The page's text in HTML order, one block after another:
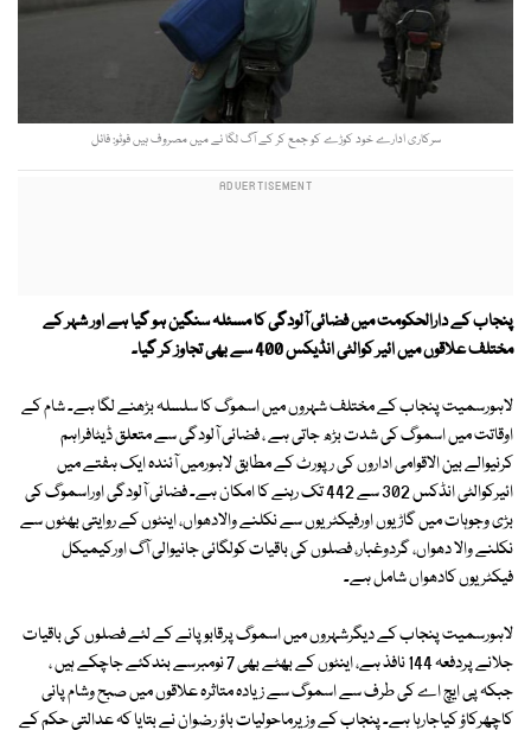
سرکاری ادارے خود کوڑے کو جمع کر کے آگ لگا نے میں مصروف ہیں فوٹو: فائل
پنجاب کے دارالحکومت میں فضائی آلودگی کا مسئلہ سنگین ہو گیا ہے اور شہر کے
مختلف علاقوں میں ائیر کوالٹی انڈیکس 400 سے بھی تجاوز کر گیا۔
لاہورسمیت پنجاب کے مختلف شہروں میں اسموگ کا سلسلہ بڑھنے لگا ہے۔ شام کے
اوقاتت میں اسموگ کی شدت بڑھ جاتی ہے ، فضائی آلودگی سے متعلق ڈیٹافراہم
کرنیوالے بین الاقوامی اداروں کی رپورٹ کے مطابق لاہورمیں آئندہ ایک ہفتے میں
ائیرکوالٹی انڈکس 302 سے 442 تک رہنے کا امکان ہے۔ فضائی آلودگی اوراسموگ کی
بڑی وجوہات میں گاڑیوں اورفیکٹریوں سے نکلنے والادھواں، اینٹوں کے روایتی بھٹوں سے
نکلنے والا دھواں، گردوغبار، فصلوں کی باقیات کولگائی جانیوالی آگ اورکیمیکل
فیکٹریوں کادھواں شامل ہے۔
لاہورسمیت پنجاب کے دیگرشہروں میں اسموگ پرقابو پانے کے لئے فصلوں کی باقیات
جلانے پردفعہ 144 نافذ ہے، اینٹوں کے بھٹے بھی 7 نومبرسے بندکئے جاچکے ہیں ،
جبکہ پی ایچ اے کی طرف سے اسموگ سے زیادہ متاثرہ علاقوں میں صبح وشام پانی
کاچھرکاؤ کیاجارہا ہے۔ پنجاب کے وزیرماحولیات باؤ رضوان نے بتایا کہ عدالتی حکم کے